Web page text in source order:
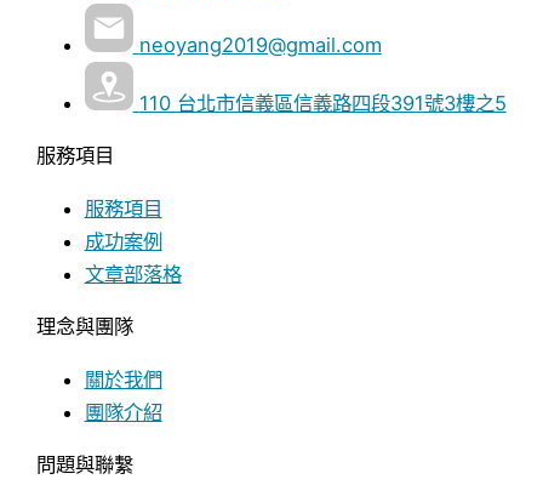
neoyang2019@gmail.com
110 台北市信義區信義路四段391號3樓之5
服務項目
服務項目
成功案例
文章部落格
理念與團隊
關於我們
團隊介紹
問題與聯繫